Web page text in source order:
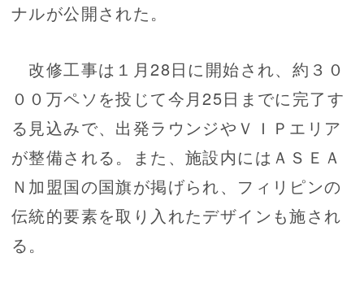
ナルが公開された。
改修工事は１月28日に開始され、約３０
００万ペソを投じて今月25日までに完了す
る見込みで、出発ラウンジやＶＩＰエリア
が整備される。また、施設内にはＡＳＥＡ
Ｎ加盟国の国旗が掲げられ、フィリピンの
伝統的要素を取り入れたデザインも施され
る。